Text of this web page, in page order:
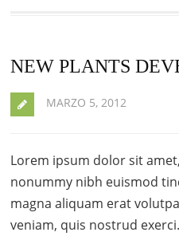
NEW PLANTS
MARZO 5, 2012
Lorem ipsum dolor sit
nonummy nibh euismod
magna aliquam erat
veniam, quis nostrud